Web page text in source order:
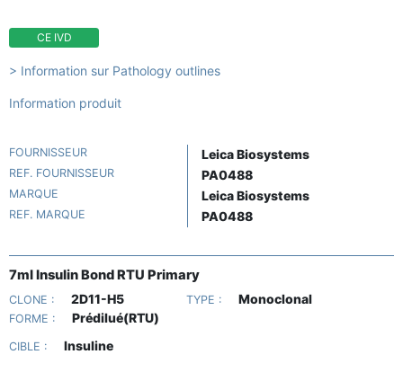
CE IVD
> Information sur Pathology outlines
Information produit
FOURNISSEUR Leica Biosystems
REF. FOURNISSEUR PA0488
MARQUE Leica Biosystems
REF. MARQUE PA0488
7ml Insulin Bond RTU Primary
CLONE : 2D11-H5 TYPE : Monoclonal
FORME : Prédilué(RTU)
CIBLE : Insuline